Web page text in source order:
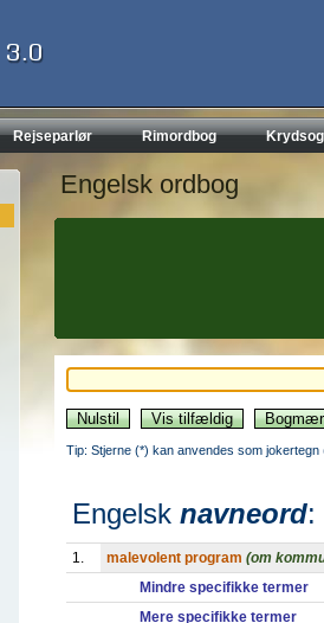
Rejseparlør Rimordbog
Engelsk ordbog
Tip: Stjerne (*) kan anvendes som
Engelsk navneord:
1. malevolent program (om
Mindre specifikke termer
Mere specifikke termer